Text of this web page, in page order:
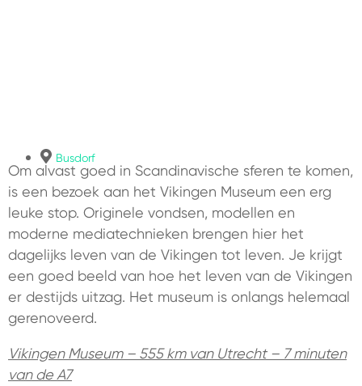
Busdorf
Om alvast goed in Scandinavische sferen te komen,
is een bezoek aan het Vikingen Museum een erg
leuke stop. Originele vondsen, modellen en
moderne mediatechnieken brengen hier het
dagelijks leven van de Vikingen tot leven. Je krijgt
een goed beeld van hoe het leven van de Vikingen
er destijds uitzag. Het museum is onlangs helemaal
gerenoveerd.
Vikingen Museum – 555 km van Utrecht – 7 minuten
van de A7